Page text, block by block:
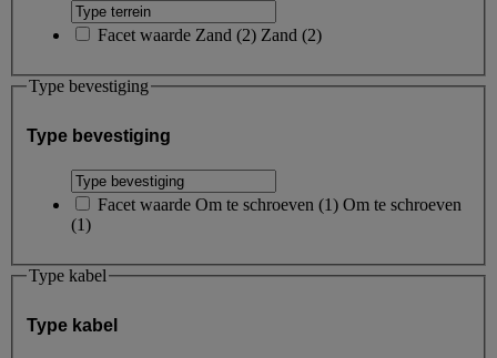
Facet waarde Zand (2) Zand (2)
Type bevestiging
Type bevestiging
Facet waarde Om te schroeven (1) Om te schroeven
(1)
Type kabel
Type kabel